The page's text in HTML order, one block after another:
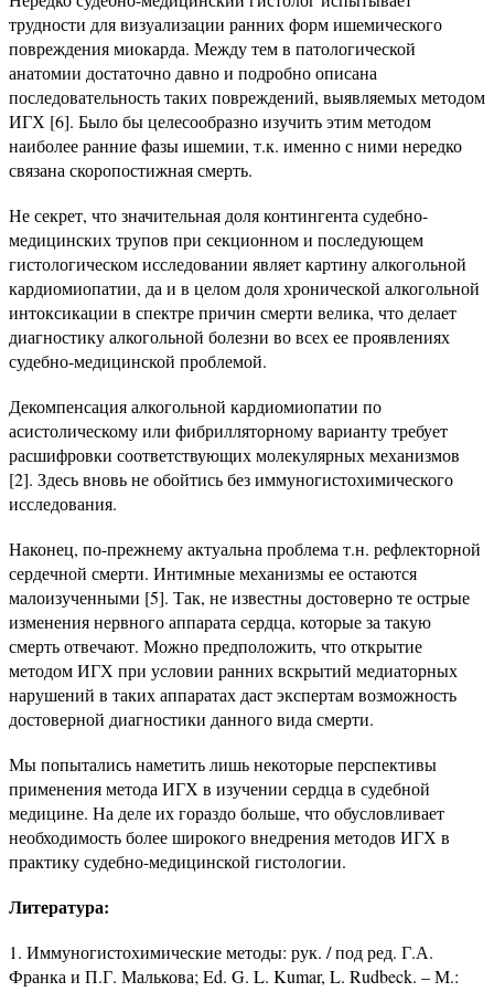
трудности для визуализации ранних форм ишемического
повреждения миокарда. Между тем в патологической
анатомии достаточно давно и подробно описана
последовательность таких повреждений, выявляемых методом
ИГХ [6]. Было бы целесообразно изучить этим методом
наиболее ранние фазы ишемии, т.к. именно с ними нередко
связана скоропостижная смерть.
Не секрет, что значительная доля контингента судебно-
медицинских трупов при секционном и последующем
гистологическом исследовании являет картину алкогольной
кардиомиопатии, да и в целом доля хронической алкогольной
интоксикации в спектре причин смерти велика, что делает
диагностику алкогольной болезни во всех ее проявлениях
судебно-медицинской проблемой.
Декомпенсация алкогольной кардиомиопатии по
асистолическому или фибрилляторному варианту требует
расшифровки соответствующих молекулярных механизмов
[2]. Здесь вновь не обойтись без иммуногистохимического
исследования.
Наконец, по-прежнему актуальна проблема т.н. рефлекторной
сердечной смерти. Интимные механизмы ее остаются
малоизученными [5]. Так, не известны достоверно те острые
изменения нервного аппарата сердца, которые за такую
смерть отвечают. Можно предположить, что открытие
методом ИГХ при условии ранних вскрытий медиаторных
нарушений в таких аппаратах даст экспертам возможность
достоверной диагностики данного вида смерти.
Мы попытались наметить лишь некоторые перспективы
применения метода ИГХ в изучении сердца в судебной
медицине. На деле их гораздо больше, что обусловливает
необходимость более широкого внедрения методов ИГХ в
практику судебно-медицинской гистологии.
Литература:
Иммуногистохимические методы: рук. / под ред. Г.А.
Франка и П.Г. Малькова; Ed. G. L. Kumar, L. Rudbeck. – М.: